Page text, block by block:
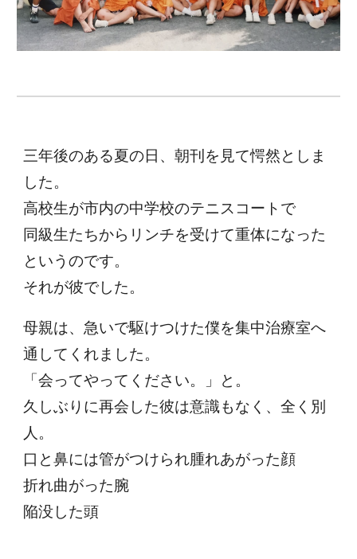
三年後のある夏の日、朝刊を見て愕然としま
した。
高校生が市内の中学校のテニスコートで
同級生たちからリンチを受けて重体になった
というのです。
それが彼でした。
母親は、急いで駆けつけた僕を集中治療室へ
通してくれました。
「会ってやってください。」と。
久しぶりに再会した彼は意識もなく、全く別
人。
口と鼻には管がつけられ腫れあがった顔
折れ曲がった腕
陥没した頭